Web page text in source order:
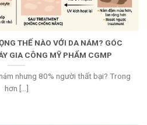
THẾ NÀO VỚI DA NÁM? GÓC
GIA CÔNG MỸ PHẨM CGMP
nhưng 80% người thất bại? Trong
hơn [...]